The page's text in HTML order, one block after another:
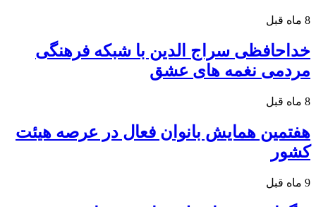
8 ماه قبل
خداحافظی سراج الدین با شبکه فرهنگی
مردمی نغمه های عشق
8 ماه قبل
هفتمین همایش بانوان فعال در عرصه‌ هیئت
کشور
9 ماه قبل